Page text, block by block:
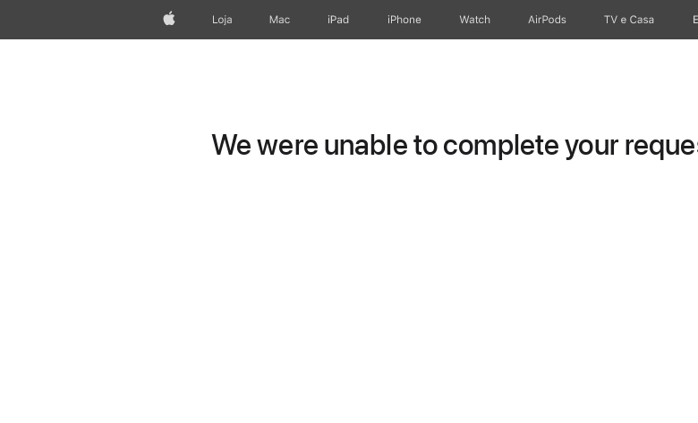
AppleLoja Mac iPad iPhone Apple Watch AirPods TV e Casa
We were unable to complete your